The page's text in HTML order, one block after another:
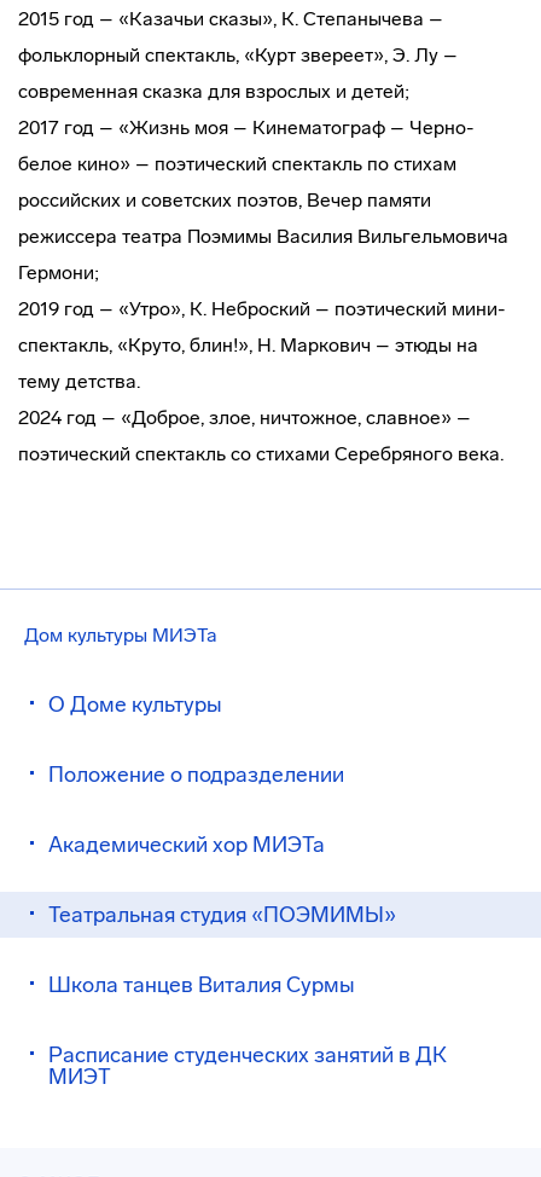
Дом культуры МИЭТа
О Доме культуры
Положение о подразделении
Академический хор МИЭТа
Театральная студия «ПОЭМИМЫ»
Школа танцев Виталия Сурмы
Расписание студенческих занятий в ДК
МИЭТ
2015 год – «Казачьи сказы», К. Степанычева –
фольклорный спектакль, «Курт звереет», Э. Лу –
современная сказка для взрослых и детей;
2017 год – «Жизнь моя – Кинематограф – Черно-
белое кино» – поэтический спектакль по стихам
российских и советских поэтов, Вечер памяти
режиссера театра Поэмимы Василия Вильгельмовича
Гермони;
2019 год – «Утро», К. Неброский – поэтический мини-
спектакль, «Круто, блин!», Н. Маркович – этюды на
тему детства.
2024 год – «Доброе, злое, ничтожное, славное» –
поэтический спектакль со стихами Серебряного века.